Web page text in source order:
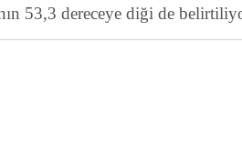
53,3 dereceye diği de